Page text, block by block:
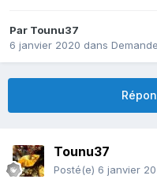
Par Tounu37
6 janvier 2020 dans
Tounu37
Posté(e) 6 janvier